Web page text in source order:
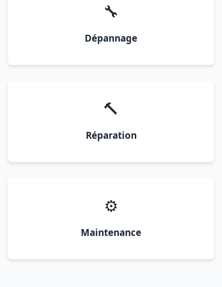
🔧
Dépannage
🔨
Réparation
⚙️
Maintenance